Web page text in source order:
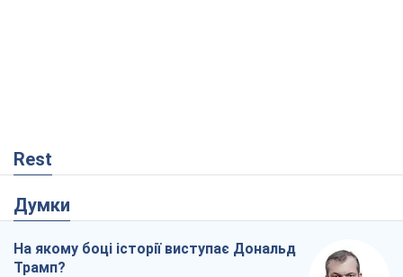
Rest
Думки
На якому боці історії виступає Дональд
Трамп?